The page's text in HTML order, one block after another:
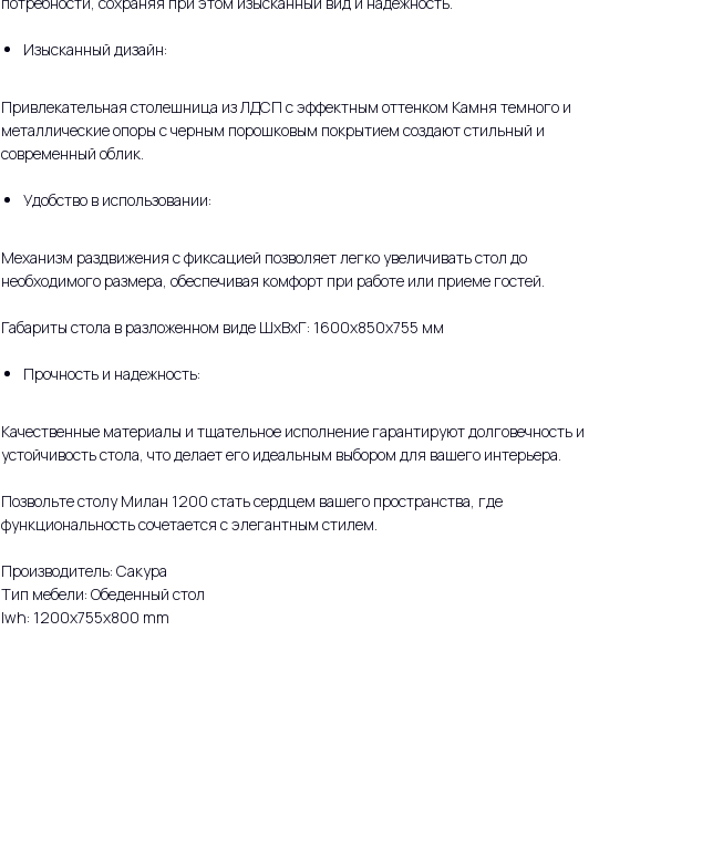
Изысканный дизайн:
Привлекательная столешница из ЛДСП с эффектным оттенком Камня темного и
металлические опоры с черным порошковым покрытием создают стильный и
современный облик.
Удобство в использовании:
Механизм раздвижения с фиксацией позволяет легко увеличивать стол до
необходимого размера, обеспечивая комфорт при работе или приеме гостей.
Габариты стола в разложенном виде ШхВхГ: 1600х850х755 мм
Прочность и надежность:
Качественные материалы и тщательное исполнение гарантируют долговечность и
устойчивость стола, что делает его идеальным выбором для вашего интерьера.
Позвольте столу Милан 1200 стать сердцем вашего пространства, где
функциональность сочетается с элегантным стилем.
Производитель: Сакура
Тип мебели: Обеденный стол
lwh: 1200x755x800 mm